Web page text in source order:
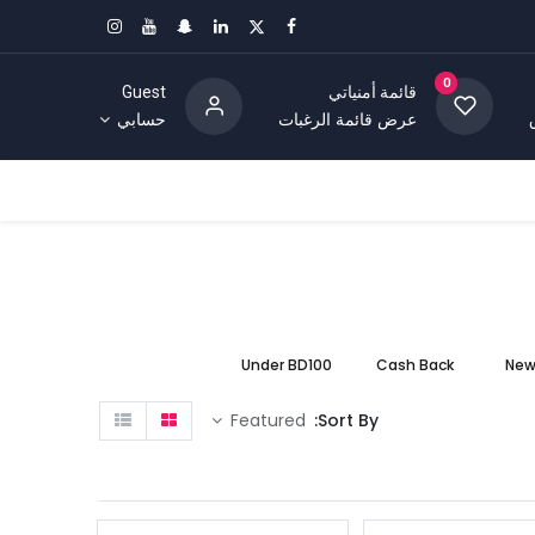
0
قائمة أمنياتي
عرض قائمة الرغبات
Guest
حسابي
Cash Back
Under BD100
Sort By:
Featured